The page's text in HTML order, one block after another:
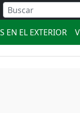
EN EL EXTERIOR